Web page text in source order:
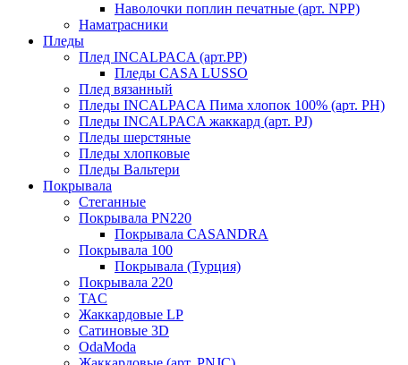
Наволочки поплин печатные (арт. NPP)
Наматрасники
Пледы
Плед INCALPACA (арт.PP)
Пледы CASA LUSSO
Плед вязанный
Пледы INCALPACA Пима хлопок 100% (арт. PH)
Пледы INCALPACA жаккард (арт. PJ)
Пледы шерстяные
Пледы хлопковые
Пледы Вальтери
Покрывала
Стеганные
Покрывала PN220
Покрывала CASANDRA
Покрывала 100
Покрывала (Турция)
Покрывала 220
TAC
Жаккардовые LP
Сатиновые 3D
OdaModa